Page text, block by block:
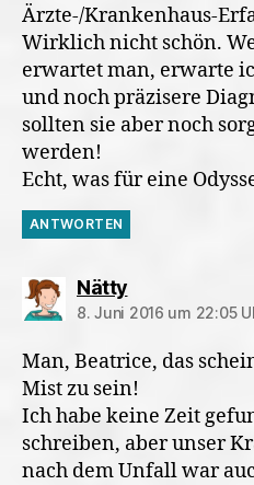
Ärzte-/Krankenhaus-
Wirklich nicht schön.
erwartet man, erwarte
und noch präzisere
sollten sie aber noch
werden!
Echt, was für eine
ANTWORTEN
Nättysagt:
8. Juni 2016 um 22:05
Man, Beatrice, das
Mist zu sein!
Ich habe keine Zeit
schreiben, aber unser
nach dem Unfall war